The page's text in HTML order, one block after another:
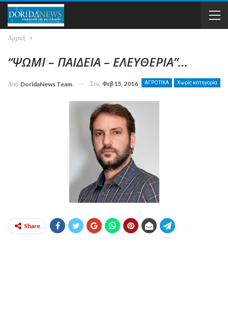
Αρχική
“ΨΩΜΙ – ΠΑΙΔΕΙΑ – ΕΛΕΥΘΕΡΙΑ”…
ΑΓΡΟΤΙΚΑ Χωρίς κατηγορία
Από DoridaNews Team Στις Φεβ 15, 2016
Share